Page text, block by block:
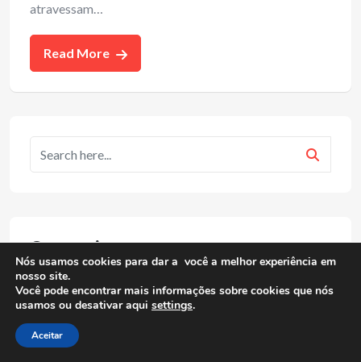
atravessam…
Read More
Categorias
Carreira Musical
Entrevistas
Forró
Nós usamos cookies para dar a você a melhor experiência em
nosso site.
Você pode encontrar mais informações sobre cookies que nós
usamos ou desativar aqui settings.
Aceitar